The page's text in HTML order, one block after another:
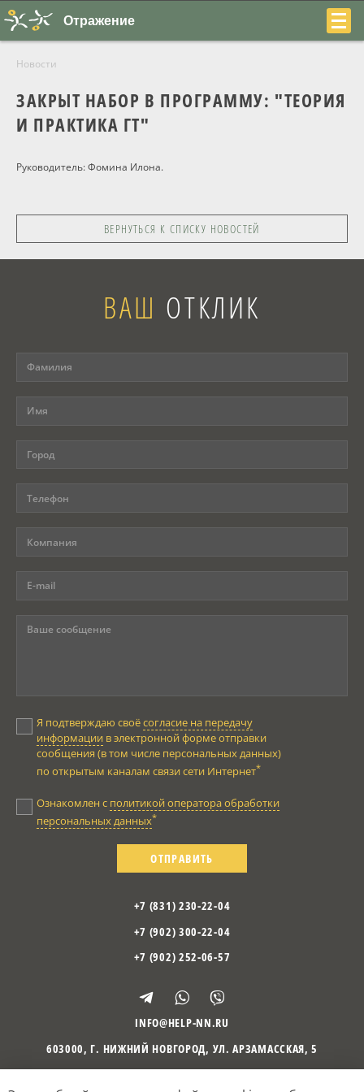
+7
230-
22-
Отражение
Новости
ЗАКРЫТ НАБОР В ПРОГРАММУ: "ТЕОРИЯ
И ПРАКТИКА ГТ"
Руководитель: Фомина Илона.
ВЕРНУТЬСЯ К СПИСКУ НОВОСТЕЙ
ВАШ ОТКЛИК
Я подтверждаю своёсогласие на передачу
информации в электронной форме отправки
сообщения (в том числе персональных данных)
по открытым каналам связи сети Интернет*
Ознакомлен с политикой оператора обработки
персональных данных*
ОТПРАВИТЬ
+7 (831) 230-22-04
+7 (902) 300-22-04
+7 (902) 252-06-57
INFO@HELP-NN.RU
603000, Г. НИЖНИЙ НОВГОРОД, УЛ. АРЗАМАССКАЯ, 5